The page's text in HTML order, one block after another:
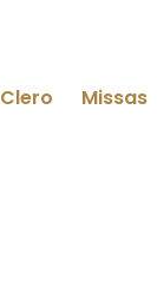
Clero Missas